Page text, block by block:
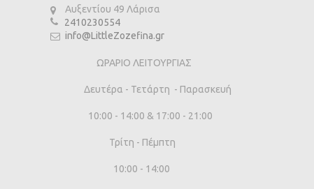
Αυξεντίου 49 Λάρισα
2410230554
info@LittleZozefina.gr
ΩΡΑΡΙΟ ΛΕΙΤΟΥΡΓΙΑΣ
Δευτέρα - Τετάρτη - Παρασκευή
10:00 - 14:00 & 17:00 - 21:00
Τρίτη - Πέμπτη
10:00 - 14:00